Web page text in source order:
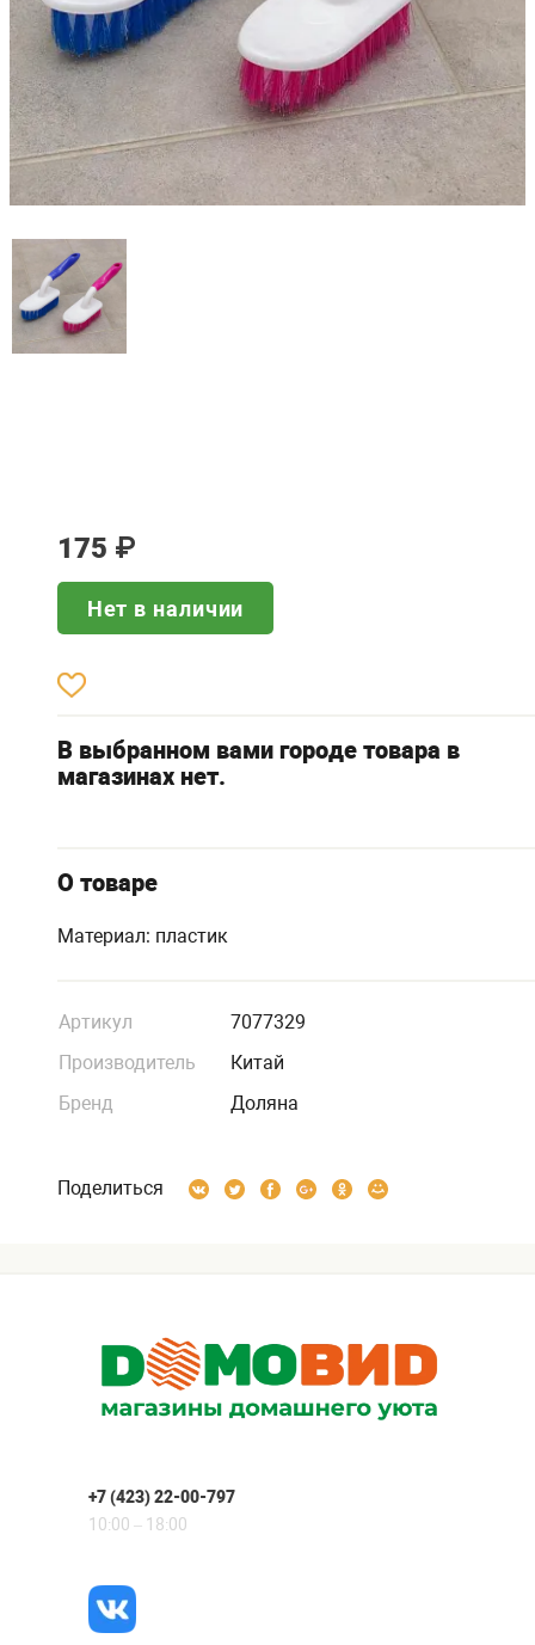
175 ₽
Нет в наличии
В выбранном вами городе товара в
магазинах нет.
О товаре
Материал: пластик
Артикул
7077329
Производитель
Китай
Бренд
Доляна
Поделиться
+7 (423) 22-00-797
10:00 – 18:00